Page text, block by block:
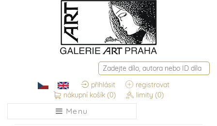
přihlásit
registrovat
nákupní košík (0) limity (0)
Menu